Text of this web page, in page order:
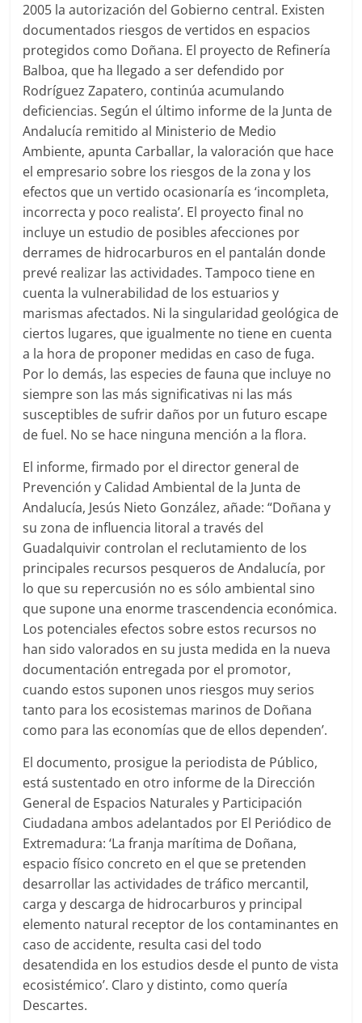
2005 la autorización del Gobierno central. Existen
documentados riesgos de vertidos en espacios
protegidos como Doñana. El proyecto de Refinería
Balboa, que ha llegado a ser defendido por
Rodríguez Zapatero, continúa acumulando
deficiencias. Según el último informe de la Junta de
Andalucía remitido al Ministerio de Medio
Ambiente, apunta Carballar, la valoración que hace
el empresario sobre los riesgos de la zona y los
efectos que un vertido ocasionaría es ‘incompleta,
incorrecta y poco realista’. El proyecto final no
incluye un estudio de posibles afecciones por
derrames de hidrocarburos en el pantalán donde
prevé realizar las actividades. Tampoco tiene en
cuenta la vulnerabilidad de los estuarios y
marismas afectados. Ni la singularidad geológica de
ciertos lugares, que igualmente no tiene en cuenta
a la hora de proponer medidas en caso de fuga.
Por lo demás, las especies de fauna que incluye no
siempre son las más significativas ni las más
susceptibles de sufrir daños por un futuro escape
de fuel. No se hace ninguna mención a la flora.
El informe, firmado por el director general de
Prevención y Calidad Ambiental de la Junta de
Andalucía, Jesús Nieto González, añade: “Doñana y
su zona de influencia litoral a través del
Guadalquivir controlan el reclutamiento de los
principales recursos pesqueros de Andalucía, por
lo que su repercusión no es sólo ambiental sino
que supone una enorme trascendencia económica.
Los potenciales efectos sobre estos recursos no
han sido valorados en su justa medida en la nueva
documentación entregada por el promotor,
cuando estos suponen unos riesgos muy serios
tanto para los ecosistemas marinos de Doñana
como para las economías que de ellos dependen’.
El documento, prosigue la periodista de Público,
está sustentado en otro informe de la Dirección
General de Espacios Naturales y Participación
Ciudadana ambos adelantados por El Periódico de
Extremadura: ‘La franja marítima de Doñana,
espacio físico concreto en el que se pretenden
desarrollar las actividades de tráfico mercantil,
carga y descarga de hidrocarburos y principal
elemento natural receptor de los contaminantes en
caso de accidente, resulta casi del todo
desatendida en los estudios desde el punto de vista
ecosistémico’. Claro y distinto, como quería
Descartes.